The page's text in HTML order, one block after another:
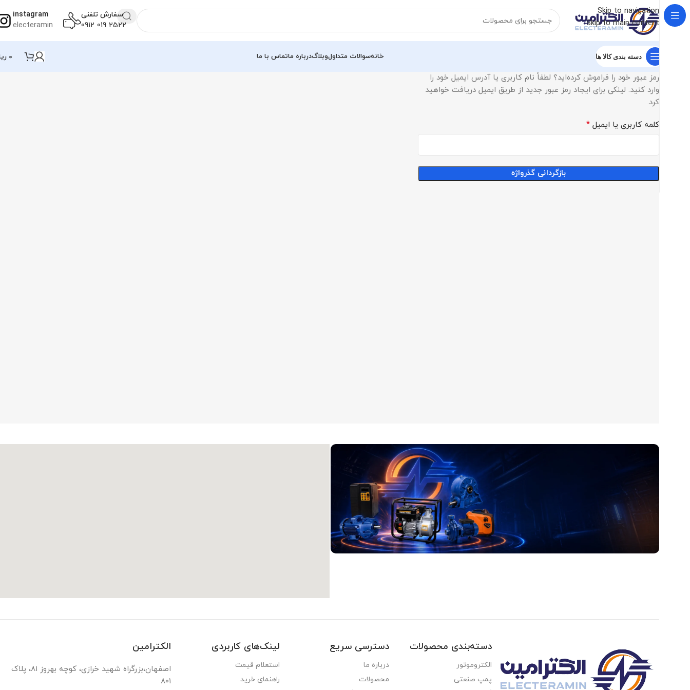
Skip to navigation
Skip to main content
سفارش تلفنی
2522 019 0912
instagram
electeramin
دسته بندی کالا ها خانهسوالات متداولوبلاگدرباره ماتماس با ما 0
رمز عبور خود را فراموش کرده‌اید؟ لطفاً نام کاربری یا آدرس ایمیل خود را
وارد کنید. لینکی برای ایجاد رمز عبور جدید از طریق ایمیل دریافت خواهید
کرد.
کلمه کاربری یا ایمیل *
بازگردانی گذرواژه
Read more
دسته‌بندی محصولات
الکتروموتور
پمپ صنعتی
دسترسی سریع
درباره ما
محصولات
لینک‌های کاربردی
استعلام قیمت
راهنمای خرید
الکترامین
اصفهان،بزرگراه شهید خرازی، کوچه بهروز ۸۱، پلاک
۸۰۱